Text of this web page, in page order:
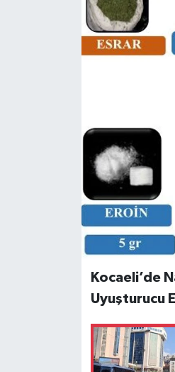
Kocaeli’de
Uyuşturucu